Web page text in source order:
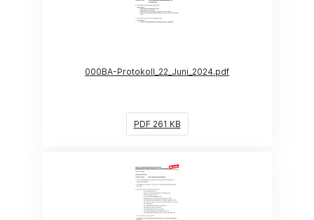
000BA-Protokoll_22_Juni_2024.pdf
PDF 261 KB
(Link öffnet ein neues Fenster)